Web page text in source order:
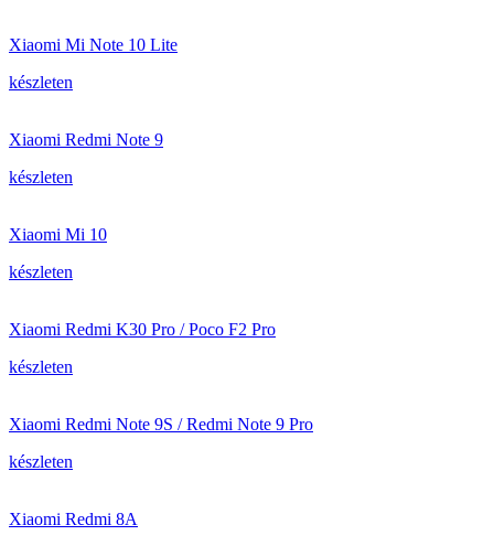
Xiaomi Mi Note 10 Lite
készleten
Xiaomi Redmi Note 9
készleten
Xiaomi Mi 10
készleten
Xiaomi Redmi K30 Pro / Poco F2 Pro
készleten
Xiaomi Redmi Note 9S / Redmi Note 9 Pro
készleten
Xiaomi Redmi 8A